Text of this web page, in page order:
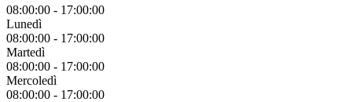
08:00:00 - 17:00:00
Lunedì
08:00:00 - 17:00:00
Martedì
08:00:00 - 17:00:00
Mercoledì
08:00:00 - 17:00:00